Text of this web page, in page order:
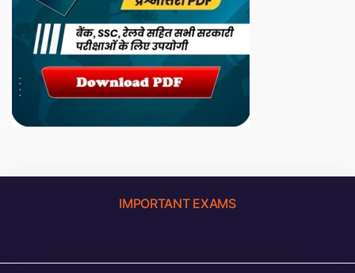
IMPORTANT EXAMS